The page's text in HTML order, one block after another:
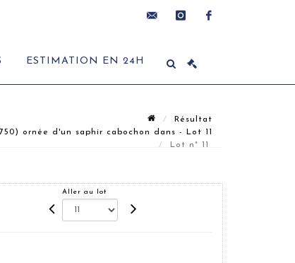
ESTIMATION EN 24H
Résultat
ornée d'un saphir cabochon dans - Lot 11
Lot n° 11
Aller au lot